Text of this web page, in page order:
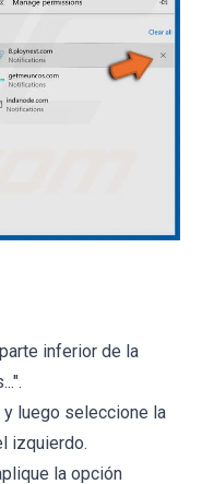
inferior de la
luego seleccione la
izquierdo.
la opción